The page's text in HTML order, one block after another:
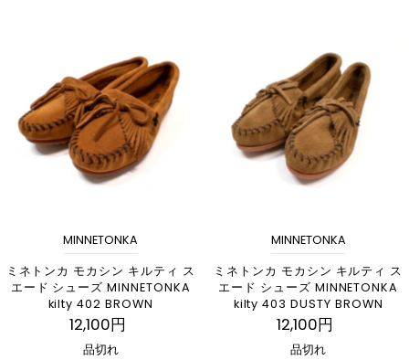
MINNETONKA
ミネトンカ モカシン キルティ ス
エード シューズ MINNETONKA
kilty 402 BROWN
12,100円
品切れ
MINNETONKA
ミネトンカ モカシン キルティ ス
エード シューズ MINNETONKA
kilty 403 DUSTY BROWN
12,100円
品切れ